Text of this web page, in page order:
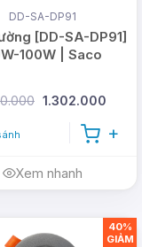
DD-SA-DP91
[DD-SA-DP91]
100W | Saco
1.302.000
Xem nhanh
40%
GIẢM